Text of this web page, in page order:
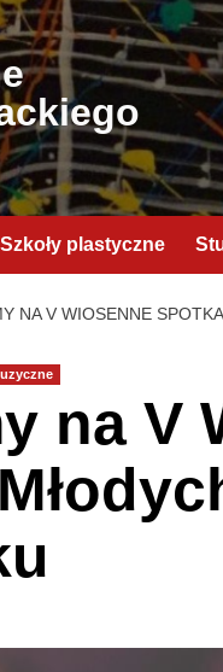
Szkoły plastyczne
NA V WIOSENNE
na V